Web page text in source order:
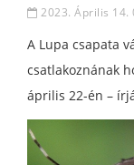
2023. Április 14.
A Lupa csapata
csatlakoznának
április 22-én –